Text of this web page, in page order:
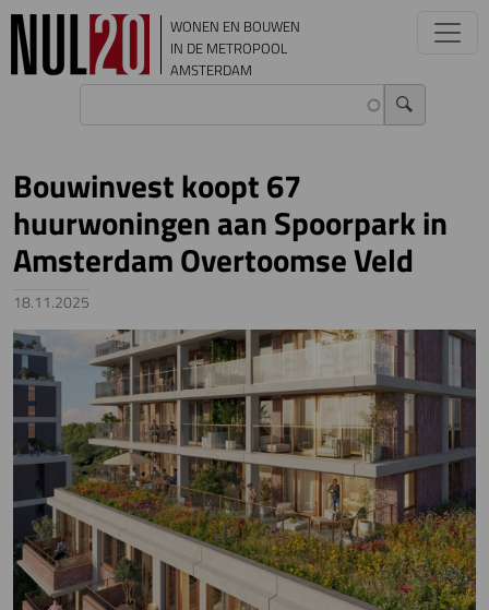
Overslaan en naar de inhoud gaan
WONEN EN BOUWEN
IN DE METROPOOL
AMSTERDAM
Bouwinvest koopt 67
huurwoningen aan Spoorpark in
Amsterdam Overtoomse Veld
18.11.2025
Image